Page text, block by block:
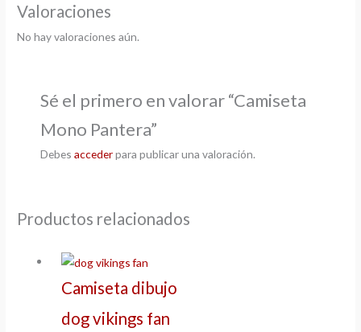
Valoraciones
No hay valoraciones aún.
Sé el primero en valorar “Camiseta
Mono Pantera”
Debesaccederpara publicar una valoración.
Productos relacionados
Camiseta dibujo
dog vikings fan